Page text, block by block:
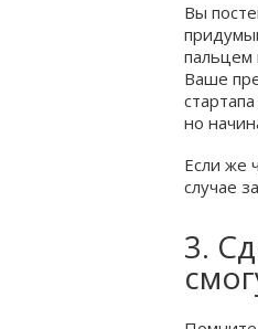
Вы
пальцем
Ваше
но
Если же
случае
3.